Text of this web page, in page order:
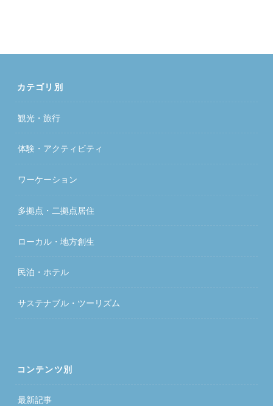
カテゴリ別
観光・旅行
体験・アクティビティ
ワーケーション
多拠点・二拠点居住
ローカル・地方創生
民泊・ホテル
サステナブル・ツーリズム
コンテンツ別
最新記事